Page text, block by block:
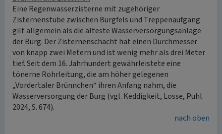
Eine Regenwasserzisterne mit zugehöriger
Zisternenstube zwischen Burgfels und Treppenaufgang
gilt allgemein als die älteste Wasserversorgungsanlage
der Burg. Der Zisternenschacht hat einen Durchmesser
von knapp zwei Metern und ist wenig mehr als drei Meter
tief. Seit dem 16. Jahrhundert gewährleistete eine
tönerne Rohrleitung, die am höher gelegenen
„Vordertaler Brünnchen“ ihren Anfang nahm, die
Wasserversorgung der Burg (vgl. Keddigkeit, Losse, Puhl
2024, S. 674).
nach oben